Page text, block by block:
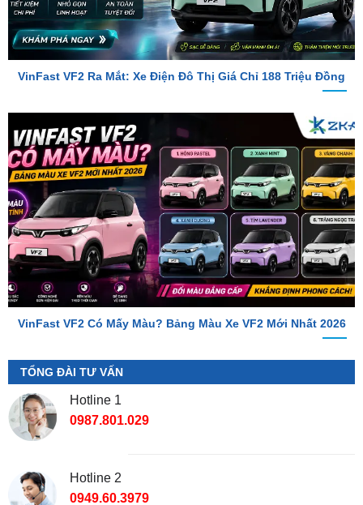
VinFast VF2 Ra Mắt: Xe Điện Đô Thị Giá Chỉ 188 Triệu Đồng
VinFast VF2 Có Mấy Màu? Bảng Màu Xe VF2 Mới Nhất 2026
TỔNG ĐÀI TƯ VẤN
Hotline 1
0987.801.029
Địa Chỉ Shop